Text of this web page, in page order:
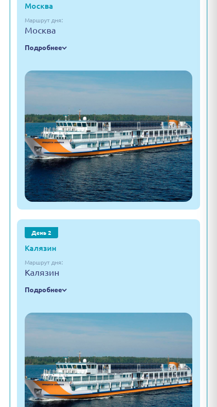
Москва
Маршрут дня:
Москва
Подробнее
День 2
Калязин
Маршрут дня:
Калязин
Подробнее